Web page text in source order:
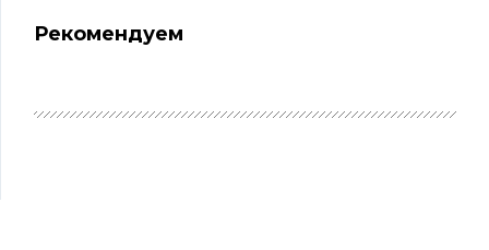
Рекомендуем